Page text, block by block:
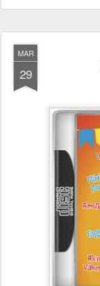
MAR
29